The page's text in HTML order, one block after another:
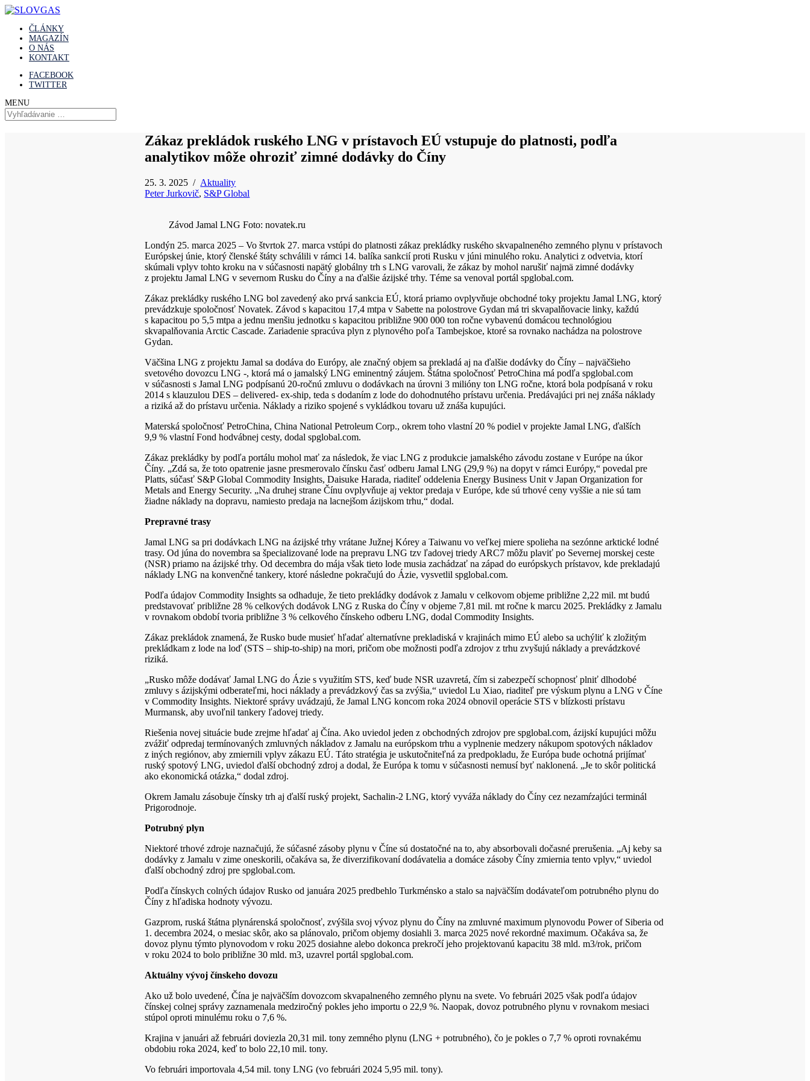
ČLÁNKY
MAGAZÍN
O NÁS
KONTAKT
FACEBOOK
TWITTER
MENU
Zákaz prekládok ruského LNG v prístavoch EÚ vstupuje do platnosti, podľa
analytikov môže ohroziť zimné dodávky do Číny
25. 3. 2025 / Aktuality
Peter Jurkovič, S&P Global
Závod Jamal LNG Foto: novatek.ru
Londýn 25. marca 2025 – Vo štvrtok 27. marca vstúpi do platnosti zákaz prekládky ruského skvapalneného zemného plynu v prístavoch
Európskej únie, ktorý členské štáty schválili v rámci 14. balíka sankcií proti Rusku v júni minulého roku. Analytici z odvetvia, ktorí
skúmali vplyv tohto kroku na v súčasnosti napätý globálny trh s LNG varovali, že zákaz by mohol narušiť najmä zimné dodávky
z projektu Jamal LNG v severnom Rusku do Číny a na ďalšie ázijské trhy. Téme sa venoval portál spglobal.com.
Zákaz prekládky ruského LNG bol zavedený ako prvá sankcia EÚ, ktorá priamo ovplyvňuje obchodné toky projektu Jamal LNG, ktorý
prevádzkuje spoločnosť Novatek. Závod s kapacitou 17,4 mtpa v Sabette na polostrove Gydan má tri skvapalňovacie linky, každú
s kapacitou po 5,5 mtpa a jednu menšiu jednotku s kapacitou približne 900 000 ton ročne vybavenú domácou technológiou
skvapalňovania Arctic Cascade. Zariadenie spracúva plyn z plynového poľa Tambejskoe, ktoré sa rovnako nachádza na polostrove
Gydan.
Väčšina LNG z projektu Jamal sa dodáva do Európy, ale značný objem sa prekladá aj na ďalšie dodávky do Číny – najväčšieho
svetového dovozcu LNG -, ktorá má o jamalský LNG eminentný záujem. Štátna spoločnosť PetroChina má podľa spglobal.com
v súčasnosti s Jamal LNG podpísanú 20-ročnú zmluvu o dodávkach na úrovni 3 milióny ton LNG ročne, ktorá bola podpísaná v roku
2014 s klauzulou DES – delivered- ex-ship, teda s dodaním z lode do dohodnutého prístavu určenia. Predávajúci pri nej znáša náklady
a riziká až do prístavu určenia. Náklady a riziko spojené s vykládkou tovaru už znáša kupujúci.
Materská spoločnosť PetroChina, China National Petroleum Corp., okrem toho vlastní 20 % podiel v projekte Jamal LNG, ďalších
9,9 % vlastní Fond hodvábnej cesty, dodal spglobal.com.
Zákaz prekládky by podľa portálu mohol mať za následok, že viac LNG z produkcie jamalského závodu zostane v Európe na úkor
Číny. „Zdá sa, že toto opatrenie jasne presmerovalo čínsku časť odberu Jamal LNG (29,9 %) na dopyt v rámci Európy,“ povedal pre
Platts, súčasť S&P Global Commodity Insights, Daisuke Harada, riaditeľ oddelenia Energy Business Unit v Japan Organization for
Metals and Energy Security. „Na druhej strane Čínu ovplyvňuje aj vektor predaja v Európe, kde sú trhové ceny vyššie a nie sú tam
žiadne náklady na dopravu, namiesto predaja na lacnejšom ázijskom trhu,“ dodal.
Prepravné trasy
Jamal LNG sa pri dodávkach LNG na ázijské trhy vrátane Južnej Kórey a Taiwanu vo veľkej miere spolieha na sezónne arktické lodné
trasy. Od júna do novembra sa špecializované lode na prepravu LNG tzv ľadovej triedy ARC7 môžu plaviť po Severnej morskej ceste
(NSR) priamo na ázijské trhy. Od decembra do mája však tieto lode musia zachádzať na západ do európskych prístavov, kde prekladajú
náklady LNG na konvenčné tankery, ktoré následne pokračujú do Ázie, vysvetlil spglobal.com.
Podľa údajov Commodity Insights sa odhaduje, že tieto prekládky dodávok z Jamalu v celkovom objeme približne 2,22 mil. mt budú
predstavovať približne 28 % celkových dodávok LNG z Ruska do Číny v objeme 7,81 mil. mt ročne k marcu 2025. Prekládky z Jamalu
v rovnakom období tvoria približne 3 % celkového čínskeho odberu LNG, dodal Commodity Insights.
Zákaz prekládok znamená, že Rusko bude musieť hľadať alternatívne prekladiská v krajinách mimo EÚ alebo sa uchýliť k zložitým
prekládkam z lode na loď (STS – ship-to-ship) na mori, pričom obe možnosti podľa zdrojov z trhu zvyšujú náklady a prevádzkové
riziká.
„Rusko môže dodávať Jamal LNG do Ázie s využitím STS, keď bude NSR uzavretá, čím si zabezpečí schopnosť plniť dlhodobé
zmluvy s ázijskými odberateľmi, hoci náklady a prevádzkový čas sa zvýšia,“ uviedol Lu Xiao, riaditeľ pre výskum plynu a LNG v Číne
v Commodity Insights. Niektoré správy uvádzajú, že Jamal LNG koncom roka 2024 obnovil operácie STS v blízkosti prístavu
Murmansk, aby uvoľnil tankery ľadovej triedy.
Riešenia novej situácie bude zrejme hľadať aj Čína. Ako uviedol jeden z obchodných zdrojov pre spglobal.com, ázijskí kupujúci môžu
zvážiť odpredaj termínovaných zmluvných nákladov z Jamalu na európskom trhu a vyplnenie medzery nákupom spotových nákladov
z iných regiónov, aby zmiernili vplyv zákazu EÚ. Táto stratégia je uskutočniteľná za predpokladu, že Európa bude ochotná prijímať
ruský spotový LNG, uviedol ďalší obchodný zdroj a dodal, že Európa k tomu v súčasnosti nemusí byť naklonená. „Je to skôr politická
ako ekonomická otázka,“ dodal zdroj.
Okrem Jamalu zásobuje čínsky trh aj ďalší ruský projekt, Sachalin-2 LNG, ktorý vyváža náklady do Číny cez nezamŕzajúci terminál
Prigorodnoje.
Potrubný plyn
Niektoré trhové zdroje naznačujú, že súčasné zásoby plynu v Číne sú dostatočné na to, aby absorbovali dočasné prerušenia. „Aj keby sa
dodávky z Jamalu v zime oneskorili, očakáva sa, že diverzifikovaní dodávatelia a domáce zásoby Číny zmiernia tento vplyv,“ uviedol
ďalší obchodný zdroj pre spglobal.com.
Podľa čínskych colných údajov Rusko od januára 2025 predbehlo Turkménsko a stalo sa najväčším dodávateľom potrubného plynu do
Číny z hľadiska hodnoty vývozu.
Gazprom, ruská štátna plynárenská spoločnosť, zvýšila svoj vývoz plynu do Číny na zmluvné maximum plynovodu Power of Siberia od
1. decembra 2024, o mesiac skôr, ako sa plánovalo, pričom objemy dosiahli 3. marca 2025 nové rekordné maximum. Očakáva sa, že
dovoz plynu týmto plynovodom v roku 2025 dosiahne alebo dokonca prekročí jeho projektovanú kapacitu 38 mld. m3/rok, pričom
v roku 2024 to bolo približne 30 mld. m3, uzavrel portál spglobal.com.
Aktuálny vývoj čínskeho dovozu
Ako už bolo uvedené, Čína je najväčším dovozcom skvapalneného zemného plynu na svete. Vo februári 2025 však podľa údajov
čínskej colnej správy zaznamenala medziročný pokles jeho importu o 22,9 %. Naopak, dovoz potrubného plynu v rovnakom mesiaci
stúpol oproti minulému roku o 7,6 %.
Krajina v januári až februári doviezla 20,31 mil. tony zemného plynu (LNG + potrubného), čo je pokles o 7,7 % oproti rovnakému
obdobiu roka 2024, keď to bolo 22,10 mil. tony.
Vo februári importovala 4,54 mil. tony LNG (vo februári 2024 5,95 mil. tony).